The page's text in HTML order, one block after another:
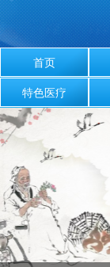
首页
特色医疗